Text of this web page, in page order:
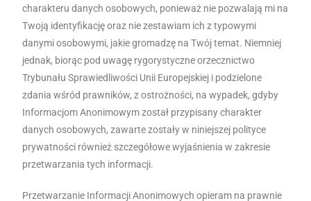
charakteru danych osobowych, ponieważ nie pozwalają mi na
Twoją identyfikację oraz nie zestawiam ich z typowymi
danymi osobowymi, jakie gromadzę na Twój temat. Niemniej
jednak, biorąc pod uwagę rygorystyczne orzecznictwo
Trybunału Sprawiedliwości Unii Europejskiej i podzielone
zdania wśród prawników, z ostrożności, na wypadek, gdyby
Informacjom Anonimowym został przypisany charakter
danych osobowych, zawarte zostały w niniejszej polityce
prywatności również szczegółowe wyjaśnienia w zakresie
przetwarzania tych informacji.
Przetwarzanie Informacji Anonimowych opieram na prawnie